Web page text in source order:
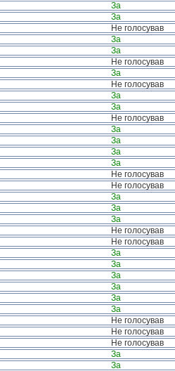
За
За
Не голосував
За
За
Не голосував
За
Не голосував
За
За
Не голосував
За
За
За
За
Не голосував
Не голосував
За
За
За
Не голосував
Не голосував
За
За
За
За
За
За
Не голосував
Не голосував
Не голосував
За
За